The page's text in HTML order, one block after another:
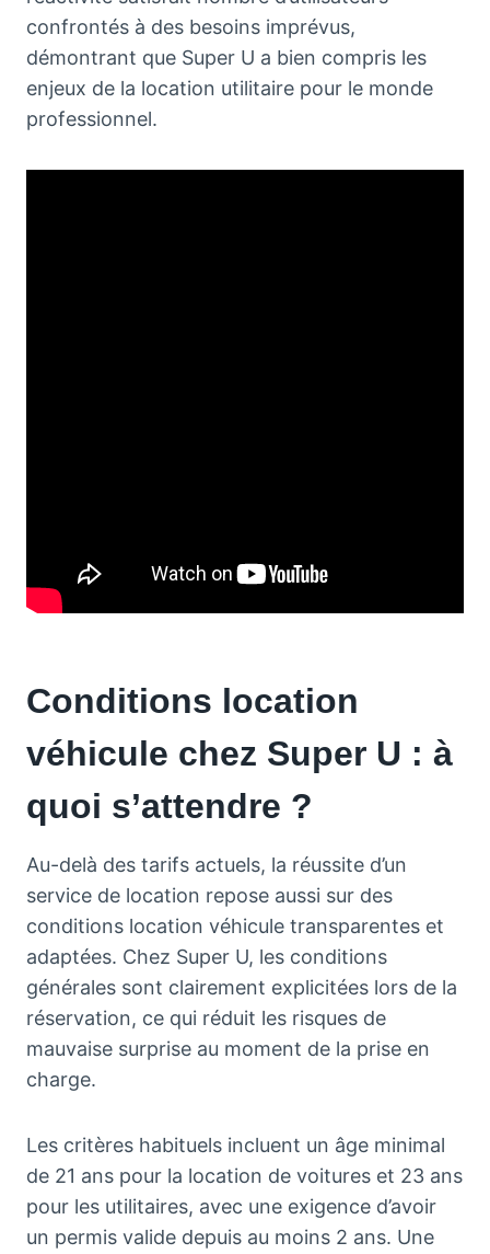
confrontés à des besoins imprévus,
démontrant que Super U a bien compris les
enjeux de la location utilitaire pour le monde
professionnel.
Conditions location
véhicule chez Super U : à
quoi s’attendre ?
Au-delà des tarifs actuels, la réussite d’un
service de location repose aussi sur des
conditions location véhicule transparentes et
adaptées. Chez Super U, les conditions
générales sont clairement explicitées lors de la
réservation, ce qui réduit les risques de
mauvaise surprise au moment de la prise en
charge.
Les critères habituels incluent un âge minimal
de 21 ans pour la location de voitures et 23 ans
pour les utilitaires, avec une exigence d’avoir
un permis valide depuis au moins 2 ans. Une